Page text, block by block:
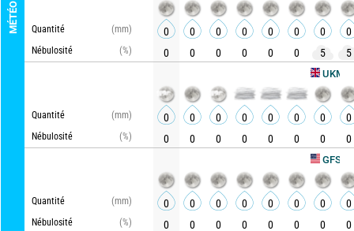
MÉTÉO Quantité
(mm)
Nébulosité
(%)
UKMO
Quantité
(mm)
Nébulosité
(%)
Quantité
(mm)
Nébulosité
(%)
0 0 0 0 0 0 0
0
0
0 0 0 0 0 5 5
0 0 0 0 0 0 0
0
0
0 0 0 0 0 0 0
0 0 0 0 0 0 0
0
0
0 0 0 0 0 0 0